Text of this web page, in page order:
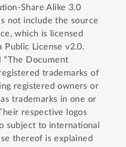
Share Alike 3.0
not include the source
which is licensed
Public License v2.0.
“The Document
trademarks of
registered owners or
trademarks in one or
respective logos
subject to international
thereof is explained